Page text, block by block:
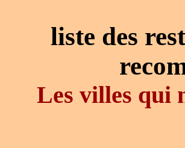
liste des
Les villes qui